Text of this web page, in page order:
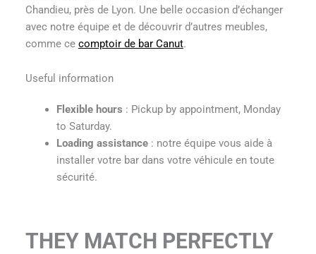
Chandieu, près de Lyon. Une belle occasion d’échanger
avec notre équipe et de découvrir d’autres meubles,
comme ce comptoir de bar Canut.
Useful information
Flexible hours : Pickup by appointment, Monday
to Saturday.
Loading assistance: notre équipe vous aide à
installer votre bar dans votre véhicule en toute
sécurité.
THEY MATCH PERFECTLY